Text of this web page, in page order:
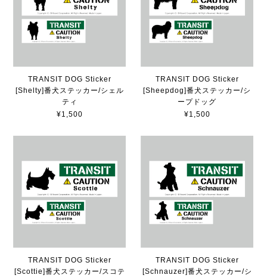
TRANSIT DOG Sticker
[Shelty]番犬ステッカー/シェル
ティ
¥1,500
TRANSIT DOG Sticker
[Sheepdog]番犬ステッカー/シ
ープドッグ
¥1,500
TRANSIT DOG Sticker
[Scottie]番犬ステッカー/スコテ
TRANSIT DOG Sticker
[Schnauzer]番犬ステッカー/シ